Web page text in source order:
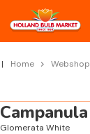
Home Webshop
Campanula
Glomerata White